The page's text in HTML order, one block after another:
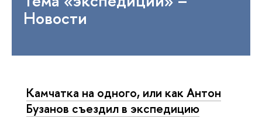
Новости
Камчатка на одного, или как Антон
Бузанов съездил в экспедицию